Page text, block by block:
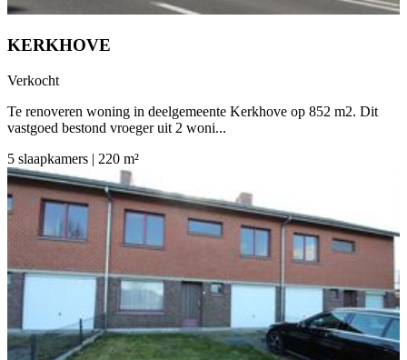
KERKHOVE
Verkocht
Te renoveren woning in deelgemeente Kerkhove op 852 m2. Dit
vastgoed bestond vroeger uit 2 woni...
5 slaapkamers | 220 m²